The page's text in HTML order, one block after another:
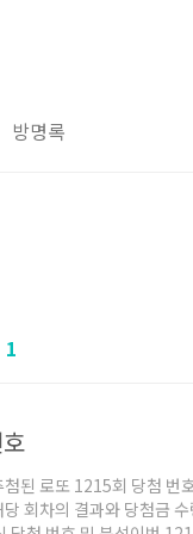
방명록
1
된 로또 1215회 당첨 번
회차의 결과와 당첨금